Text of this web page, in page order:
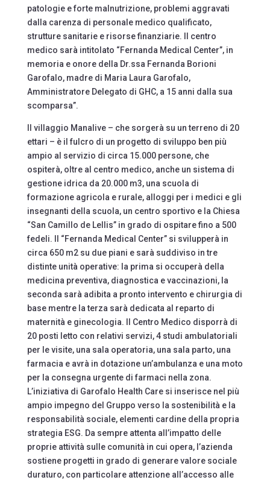
patologie e forte malnutrizione, problemi aggravati
dalla carenza di personale medico qualificato,
strutture sanitarie e risorse finanziarie. Il centro
medico sarà intitolato “Fernanda Medical Center”, in
memoria e onore della Dr.ssa Fernanda Borioni
Garofalo, madre di Maria Laura Garofalo,
Amministratore Delegato di GHC, a 15 anni dalla sua
scomparsa”.
Il villaggio Manalive – che sorgerà su un terreno di 20
ettari – è il fulcro di un progetto di sviluppo ben più
ampio al servizio di circa 15.000 persone, che
ospiterà, oltre al centro medico, anche un sistema di
gestione idrica da 20.000 m3, una scuola di
formazione agricola e rurale, alloggi per i medici e gli
insegnanti della scuola, un centro sportivo e la Chiesa
“San Camillo de Lellis” in grado di ospitare fino a 500
fedeli. Il “Fernanda Medical Center” si svilupperà in
circa 650 m2 su due piani e sarà suddiviso in tre
distinte unità operative: la prima si occuperà della
medicina preventiva, diagnostica e vaccinazioni, la
seconda sarà adibita a pronto intervento e chirurgia di
base mentre la terza sarà dedicata al reparto di
maternità e ginecologia. Il Centro Medico disporrà di
20 posti letto con relativi servizi, 4 studi ambulatoriali
per le visite, una sala operatoria, una sala parto, una
farmacia e avrà in dotazione un’ambulanza e una moto
per la consegna urgente di farmaci nella zona.
L’iniziativa di Garofalo Health Care si inserisce nel più
ampio impegno del Gruppo verso la sostenibilità e la
responsabilità sociale, elementi cardine della propria
strategia ESG. Da sempre attenta all’impatto delle
proprie attività sulle comunità in cui opera, l’azienda
sostiene progetti in grado di generare valore sociale
duraturo, con particolare attenzione all’accesso alle